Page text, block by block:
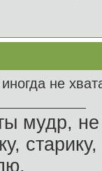
иногда не
мудр, не